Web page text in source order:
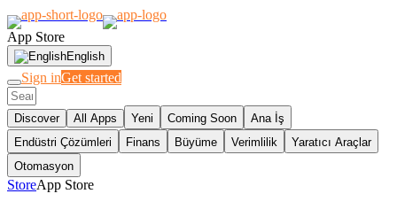
App Store
English
Sign inGet started
Discover All Apps Yeni Coming Soon
Ana İş
Endüstri Çözümleri
Finans Büyüme Verimlilik
Yaratıcı Araçlar
Otomasyon
StoreApp Store